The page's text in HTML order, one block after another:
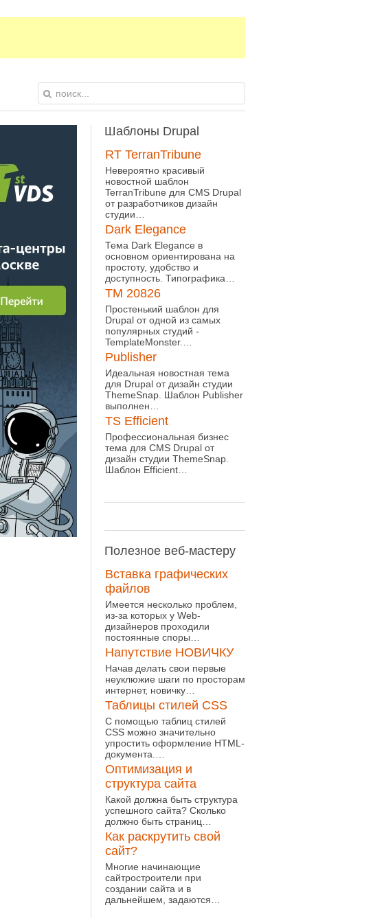
Шаблоны Drupal
RT TerranTribune
Невероятно красивый
новостной шаблон
TerranTribune для CMS Drupal
от разработчиков дизайн
студии…
Dark Elegance
Тема Dark Elegance в
основном ориентирована на
простоту, удобство и
доступность. Типографика…
TM 20826
Простенький шаблон для
Drupal от одной из самых
популярных студий -
TemplateMonster.…
Publisher
Идеальная новостная тема
для Drupal от дизайн студии
ThemeSnap. Шаблон Publisher
выполнен…
TS Efficient
Профессиональная бизнес
тема для CMS Drupal от
дизайн студии ThemeSnap.
Шаблон Efficient…
Полезное веб-мастеру
Вставка графических
файлов
Имеется несколько проблем,
из-за которых у Web-
дизайнеров проходили
постоянные споры…
Напутствие НОВИЧКУ
Начав делать свои первые
неуклюжие шаги по просторам
интернет, новичку…
Таблицы стилей CSS
С помощью таблиц стилей
CSS можно значительно
упростить оформление HTML-
документа.…
Оптимизация и
структура сайта
Какой должна быть структура
успешного сайта? Сколько
должно быть страниц…
Как раскрутить свой
сайт?
Многие начинающие
сайтростроители при
создании сайта и в
дальнейшем, задаются…